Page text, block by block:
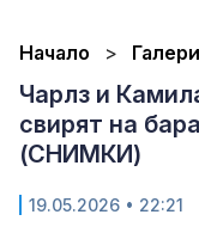
Начало
Чарлз и
свирят на
(СНИМКИ)
19.05.2026 • 22:21